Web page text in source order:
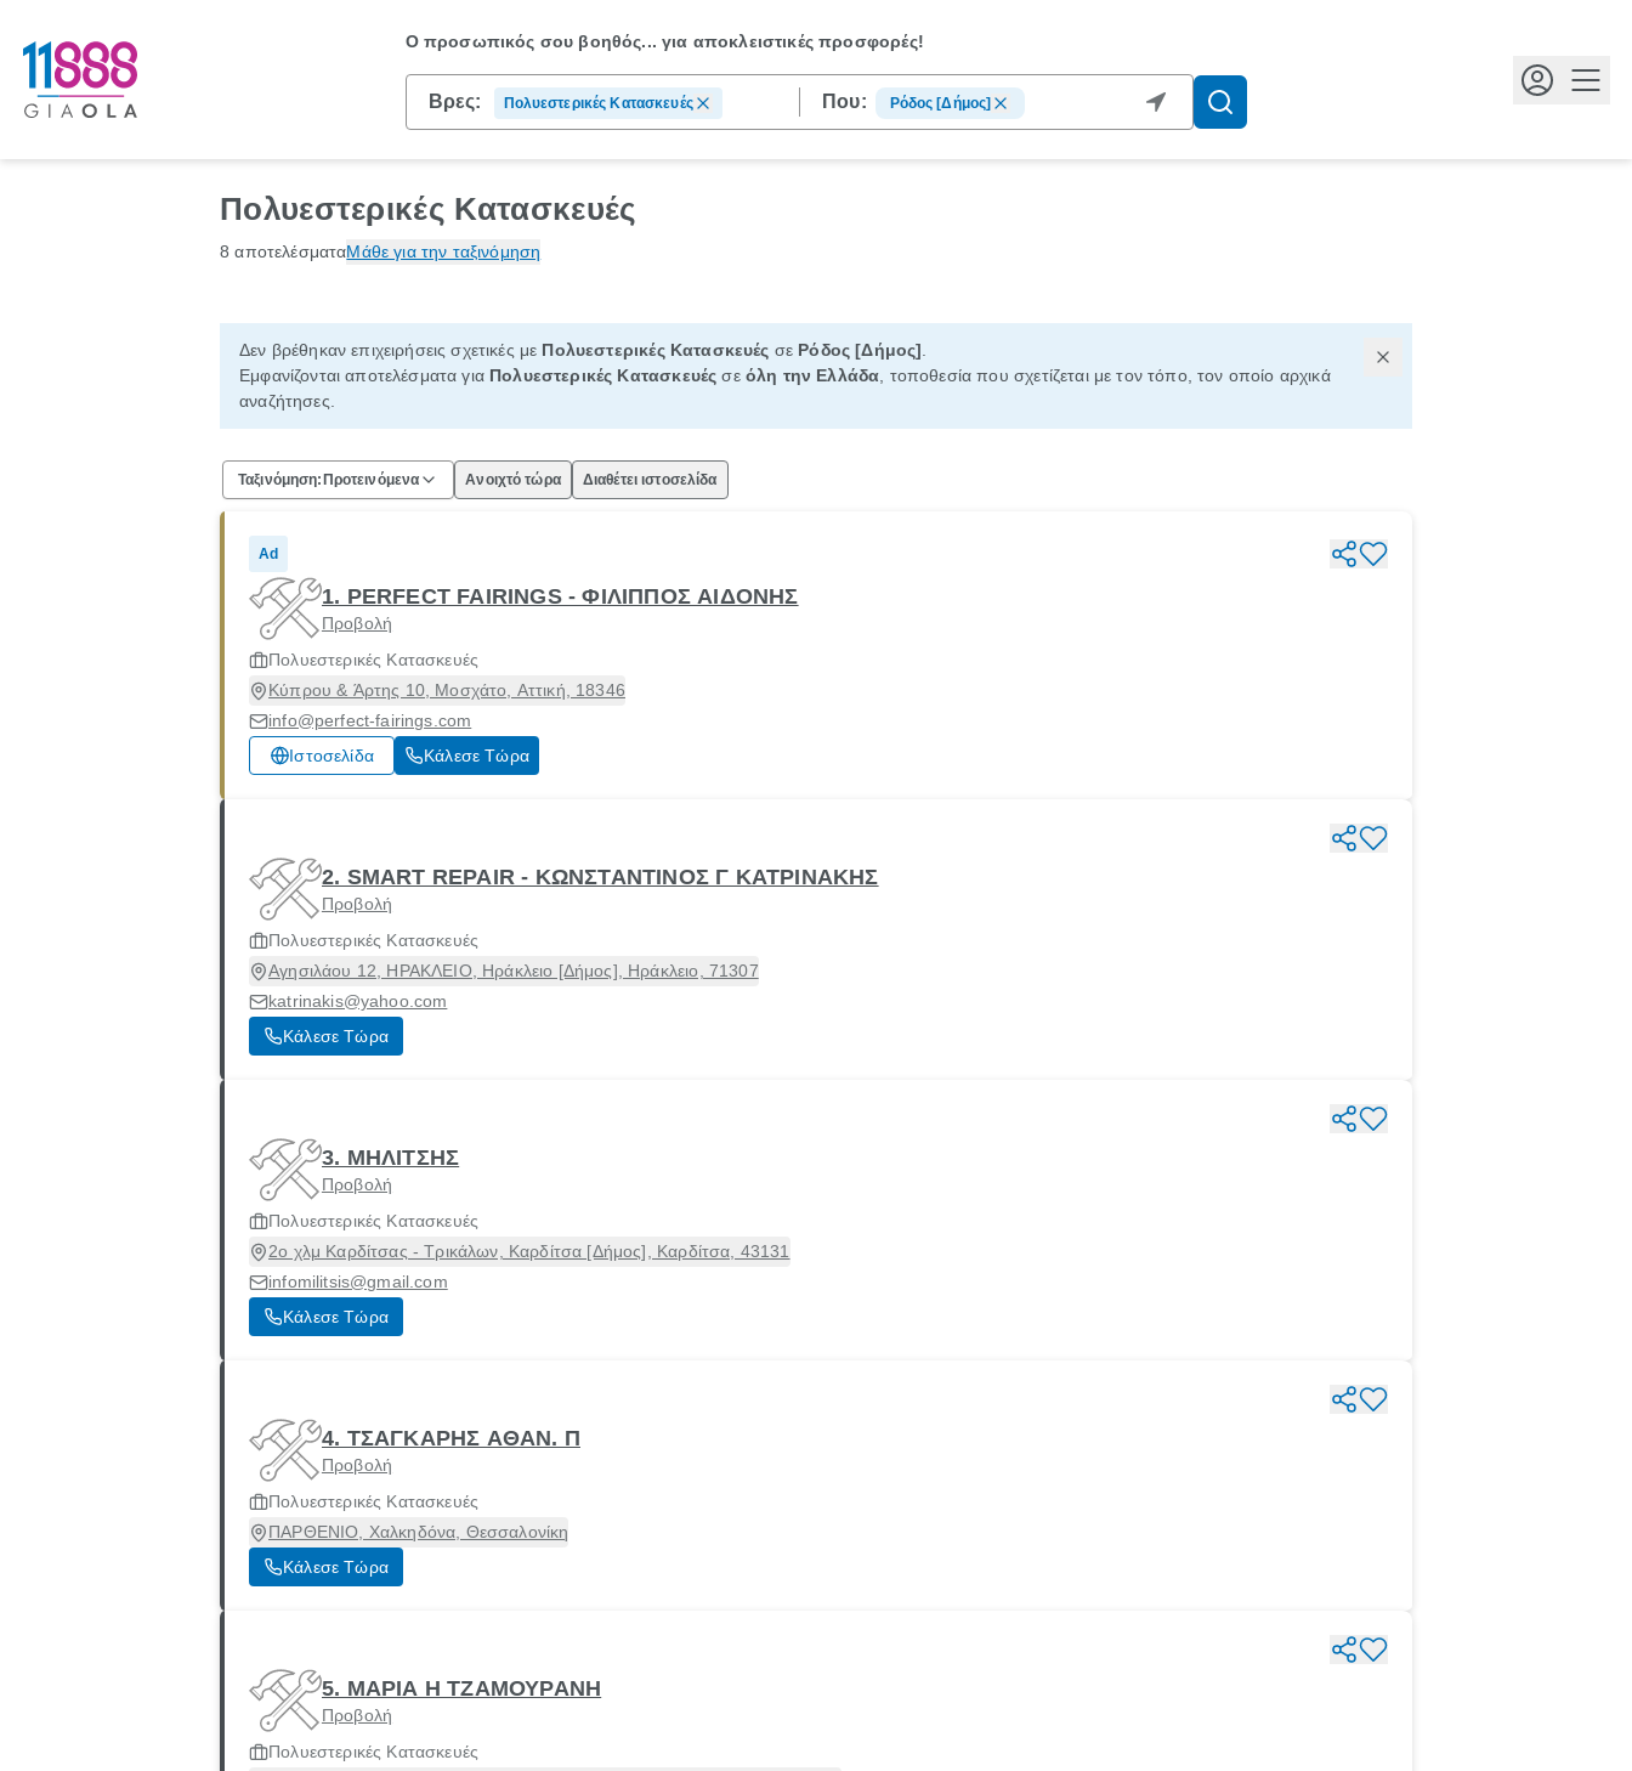
Ο προσωπικός σου βοηθός...για αποκλειστικές προσφορές!
Βρες: Πολυεστερικές Κατασκευές Που: Ρόδος [Δήμος]
Πολυεστερικές Κατασκευές
8 αποτελέσματαΜάθε για την ταξινόμηση
Δεν βρέθηκαν επιχειρήσεις σχετικές με Πολυεστερικές Κατασκευές σε Ρόδος [Δήμος]
Εμφανίζονται αποτελέσματα για Πολυεστερικές Κατασκευές σε όλη την Ελλάδα , τοποθεσία που σχετίζεται με τον τόπο, τον οποίο αρχικά
αναζήτησες.
Ταξινόμηση: Προτεινόμενα Ανοιχτό τώρα Διαθέτει ιστοσελίδα
Ad
1. PERFECT FAIRINGS - ΦΙΛΙΠΠΟΣ ΑΙΔΟΝΗΣ
Προβολή
Πολυεστερικές Κατασκευές
Κύπρου & Άρτης 10, Μοσχάτο, Αττική, 18346
info@perfect-fairings.com
Ιστοσελίδα
Κάλεσε Τώρα
2. SMART REPAIR - ΚΩΝΣΤΑΝΤΙΝΟΣ Γ ΚΑΤΡΙΝΑΚΗΣ
Προβολή
Πολυεστερικές Κατασκευές
Αγησιλάου 12, ΗΡΑΚΛΕΙΟ, Ηράκλειο [Δήμος], Ηράκλειο, 71307
katrinakis@yahoo.com
Κάλεσε Τώρα
3. ΜΗΛΙΤΣΗΣ
Προβολή
Πολυεστερικές Κατασκευές
2ο χλμ Καρδίτσας - Τρικάλων, Καρδίτσα [Δήμος], Καρδίτσα, 43131
infomilitsis@gmail.com
Κάλεσε Τώρα
4. ΤΣΑΓΚΑΡΗΣ ΑΘΑΝ. Π
Προβολή
Πολυεστερικές Κατασκευές
ΠΑΡΘΕΝΙΟ, Χαλκηδόνα, Θεσσαλονίκη
Κάλεσε Τώρα
5. ΜΑΡΙΑ Η ΤΖΑΜΟΥΡΑΝΗ
Προβολή
Πολυεστερικές Κατασκευές